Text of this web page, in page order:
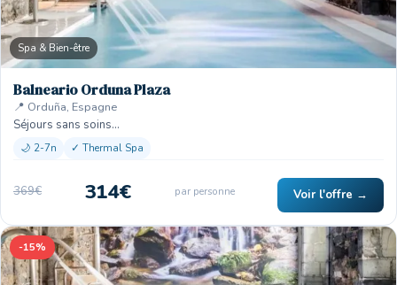
Spa & Bien-être
Balneario Orduna Plaza
📍 Orduña, Espagne
Séjours sans soins…
🌙 2-7n ✓ Thermal Spa
369€ 314€ par personne Voir l'offre →
-15%